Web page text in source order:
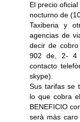
El precio
nocturno de
Taxiberia y
agencias de
decir de
902 de, 2- 4
contacto
skype).
Sus tarifas se
lo que cobra
BENEFICIO
serà màs